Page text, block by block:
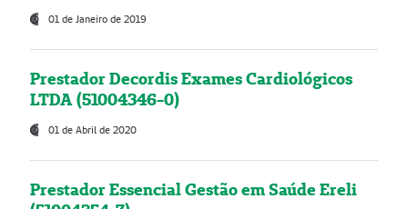
01 de Janeiro de 2019
Prestador Decordis Exames Cardiológicos
LTDA (51004346-0)
01 de Abril de 2020
Prestador Essencial Gestão em Saúde Ereli